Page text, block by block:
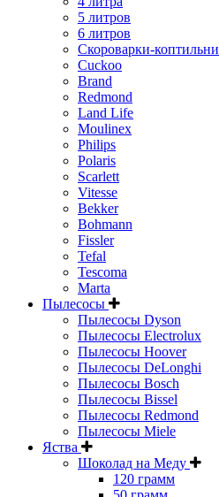
5 литров
6 литров
Скороварки-коптильни
Cuckoo
Brand
Redmond
Land Life
Moulinex
Philips
Polaris
Scarlett
Vitesse
Bekker
Bohmann
Fissler
Tefal
Tescoma
Marta
Пылесосы
Пылесосы Dyson
Пылесосы Electrolux
Пылесосы Hoover
Пылесосы DeLonghi
Пылесосы Bosch
Пылесосы Bissel
Пылесосы Redmond
Пылесосы Miele
Яства
Шоколад на Меду
120 грамм